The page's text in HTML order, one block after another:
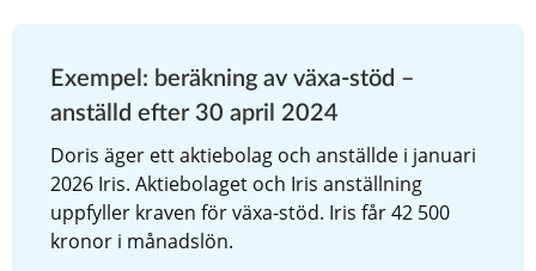
Exempel: beräkning av växa-stöd –
anställd efter 30 april 2024
Doris äger ett aktiebolag och anställde i januari
2026 Iris. Aktiebolaget och Iris anställning
uppfyller kraven för växa-stöd. Iris får 42 500
kronor i månadslön.